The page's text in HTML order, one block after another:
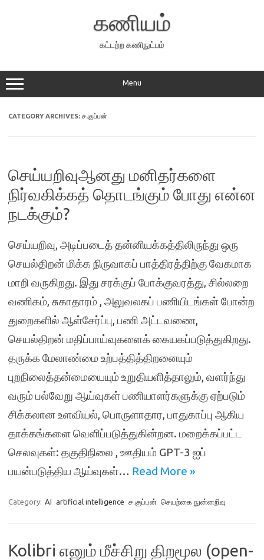
கணியம்
கட்டற்ற கணிநுட்பம்
Menu
CATEGORY ARCHIVES: ச.குப்பன்
செய்யறிவுஆனது மனிதர்களை
நிர்வகிக்கத் தொடங்கும் போது என்ன
நடக்கும்?
செய்யறிவு, அடிப்படைத் தன்னியக்கத்திலிருந்து ஒரு
செயல்திறன் மிக்க நிருவாகப் பாத்திரத்திற்கு வேகமாக
மாறி வருகிறது. இது சரக்குப் போக்குவரத்து, சில்லறை
வணிகம், சுகாதாரம் , அலுவலகப் பணியிடங்கள் போன்ற
துறைகளில் ஆள்சேர்ப்பு, பணி அட்டவணை,
செயல்திறன் மதிப்பாய்வுகளைக் கையகப்படுத்துகிறது.
தருக்க மேலாண்மை உற்பத்தித்திறனையும்
புறநிலைத்தன்மையையும் உறுதியளித்தாலும், வளர்ந்து
வரும் பல்வேறு ஆய்வுகள் பணியாளர்களுக்கு ஏற்படும்
சிக்கலான உளவியல், பொருளாதார, பாதுகாப்பு ஆகிய
தாக்கங்களை வெளிப்படுத்துகின்றன. மறைக்கப்பட்ட
செலவுகள்: தகுதிநிலை , ஊதியம் GPT-3 ஐப்
பயன்படுத்திய ஆய்வுகள்… Read More »
Category: AI artificial intelligence ச.குப்பன் செயற்கை நுன்னறிவு
Kolibri எனும் மீச்சிறு திறமூல (open-